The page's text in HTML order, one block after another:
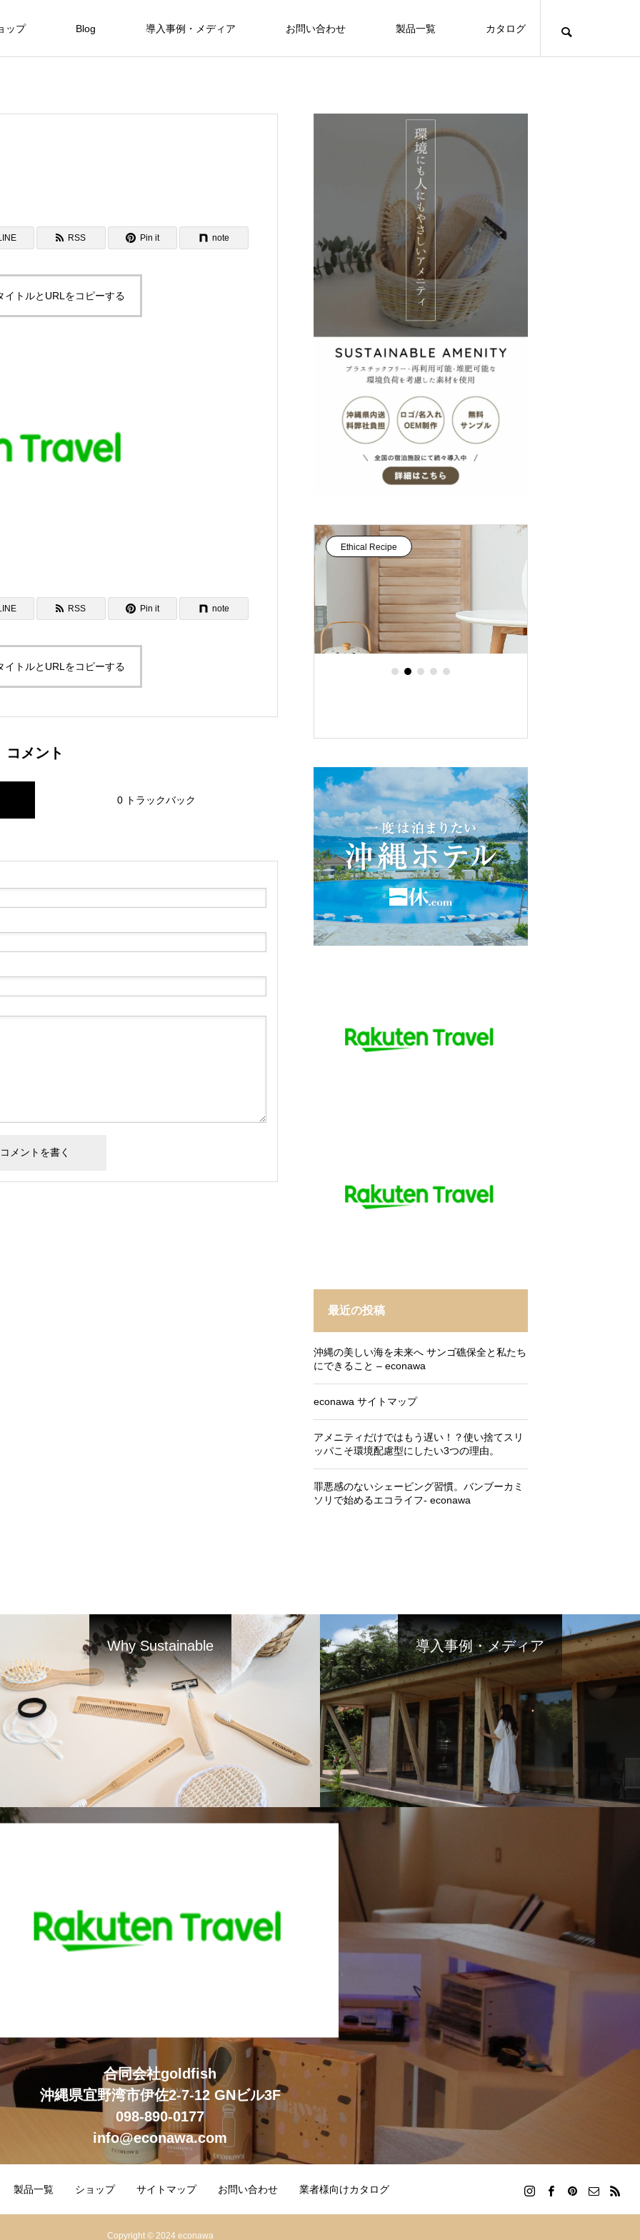
ップ Blog 導入事例・メディア お問い合わせ 製品一覧 カタログ
06
美しい東シナ海と緑に魅せられたOKINAWA
FEATURE
保護中: 🌱 お客様が使った竹アメニティが、
農家の土を育てる
沖縄随一の伝統と格式を誇る沖縄ハーバ
Hotels
限定3室のみのオーベルジュ 赤湯温泉
Hotels
山と海に囲まれた自然あふれるコンドミ
ニアムホテル土花土花（ドカドカ）沖
縄・恩納村
RSS Pin it note
イトルとURLをコピーする
RSS Pin it note
イトルとURLをコピーする
コメント
0 トラックバック
Ethical Recipe
最近の投稿
沖縄の美しい海を未来へ サンゴ礁保全と私たち
にできること – econawa
econawa サイトマップ
アメニティだけではもう遅い！？使い捨てスリ
ッパこそ環境配慮型にしたい3つの理由。
罪悪感のないシェービング習慣。バンブーカミ
ソリで始めるエコライフ- econawa
Why Sustainable 導入事例・メディア
合同会社goldfish
沖縄県宜野湾市伊佐2-7-12 GNビル3F
098-890-0177
info@econawa.com
製品一覧 ショップ サイトマップ お問い合わせ 業者様向けカタログ
Copyright © 2024 econawa